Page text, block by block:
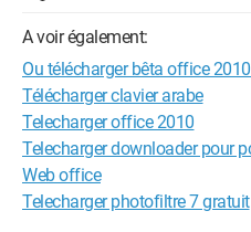
A voir également:
Ou télécharger bêta office
Télécharger clavier arabe
Telecharger office 2010
Telecharger downloader pour
Web office
Telecharger photofiltre 7 gratuit